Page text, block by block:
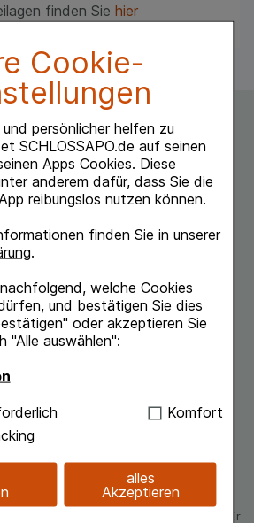
Cookie-
persönlicher helfen zu
SCHLOSSAPO.de auf seinen
Apps Cookies. Diese
anderem dafür, dass Sie die
reibungslos nutzen können.
finden Sie in unserer
.
welche Cookies
und bestätigen Sie dies
oder akzeptieren Sie
"Alle auswählen":
Hierbei handelt es sich um
Grundfunktionen unserer
sind (z.B. Navigation,
weshalb auf diese nicht
kann.
Komfort
alles
Akzeptieren
finden Sie hier
ist registriert beim
Institut für Medizinische
jetzt mit E-Rezept-Scanner
Sie aus unseren verschiedenen
iDeal, Bancontact und Rechnung (für